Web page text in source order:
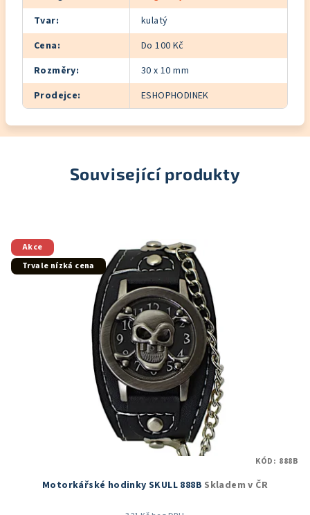
Tvar:
kulatý
Cena:
Do 100 Kč
Rozměry:
30 x 10 mm
Prodejce: ESHOPHODINEK
Související produkty
Akce
Trvale nízká cena
Motorkářské hodinky SKULL 888B Skladem v ČR
KÓD: 888B